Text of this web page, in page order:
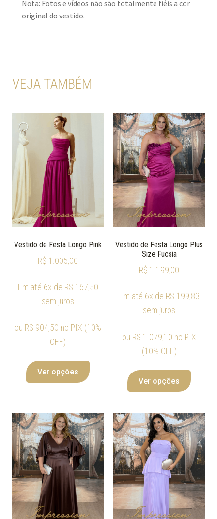
Nota: Fotos e vídeos não são totalmente fiéis a cor
original do vestido.
VEJA TAMBÉM
Vestido de Festa Longo Pink
R$ 1.005,00
Em até 6x de R$ 167,50
sem juros
ou R$ 904,50 no PIX (10%
OFF)
Ver opções
Vestido de Festa Longo Plus
Size Fucsia
R$ 1.199,00
Em até 6x de R$ 199,83
sem juros
ou R$ 1.079,10 no PIX
(10% OFF)
Ver opções